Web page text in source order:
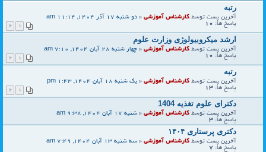
رتبه
آخرین پست توسط کارشناس آموزشی « دو شنبه 17 آذر 1404, 11:14 am
پاسخ ها: 10
1
2
ارشد میکروبیولوژی وزارت علوم
آخرین پست توسط کارشناس آموزشی « چهار شنبه 28 آبان 1404, 7:10 am
پاسخ ها: 10
1
2
رتبه
آخرین پست توسط کارشناس آموزشی « یک شنبه 18 آبان 1404, 1:43 pm
پاسخ ها: 13
1
2
دکترای علوم تغذیه 1404
آخرین پست توسط کارشناس آموزشی « شنبه 17 آبان 1404, 9:38 am
پاسخ ها: 3
دکتری پرستاری ۱۴۰۴
آخرین پست توسط کارشناس آموزشی « سه شنبه 13 آبان 1404, 7:49 am
پاسخ ها: 7